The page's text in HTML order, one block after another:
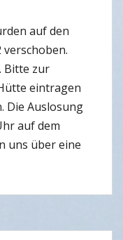
auf den
verschoben.
Bitte zur
eintragen
Die Auslosung
auf dem
uns über eine